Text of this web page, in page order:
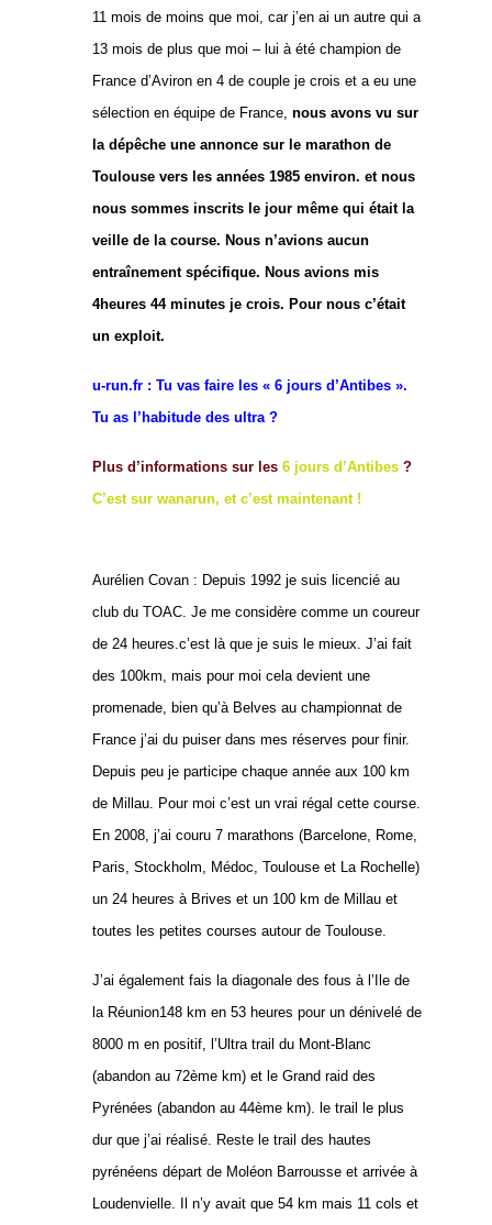
11 mois de moins que moi, car j’en ai un autre qui a
13 mois de plus que moi – lui à été champion de
France d’Aviron en 4 de couple je crois et a eu une
sélection en équipe de France, nous avons vu sur
la dépêche une annonce sur le marathon de
Toulouse vers les années 1985 environ. et nous
nous sommes inscrits le jour même qui était la
veille de la course. Nous n’avions aucun
entraînement spécifique. Nous avions mis
4heures 44 minutes je crois. Pour nous c’était
un exploit.
u-run.fr : Tu vas faire les « 6 jours d’Antibes ».
Tu as l’habitude des ultra ?
Plus d’informations sur les 6 jours d’Antibes ?
C’est sur wanarun, et c’est maintenant !
Aurélien Covan : Depuis 1992 je suis licencié au
club du TOAC. Je me considère comme un coureur
de 24 heures.c’est là que je suis le mieux. J’ai fait
des 100km, mais pour moi cela devient une
promenade, bien qu’à Belves au championnat de
France j’ai du puiser dans mes réserves pour finir.
Depuis peu je participe chaque année aux 100 km
de Millau. Pour moi c’est un vrai régal cette course.
En 2008, j’ai couru 7 marathons (Barcelone, Rome,
Paris, Stockholm, Médoc, Toulouse et La Rochelle)
un 24 heures à Brives et un 100 km de Millau et
toutes les petites courses autour de Toulouse.
J’ai également fais la diagonale des fous à l’Ile de
la Réunion148 km en 53 heures pour un dénivelé de
8000 m en positif, l’Ultra trail du Mont-Blanc
(abandon au 72ème km) et le Grand raid des
Pyrénées (abandon au 44ème km). le trail le plus
dur que j’ai réalisé. Reste le trail des hautes
pyrénéens départ de Moléon Barrousse et arrivée à
Loudenvielle. Il n’y avait que 54 km mais 11 cols et